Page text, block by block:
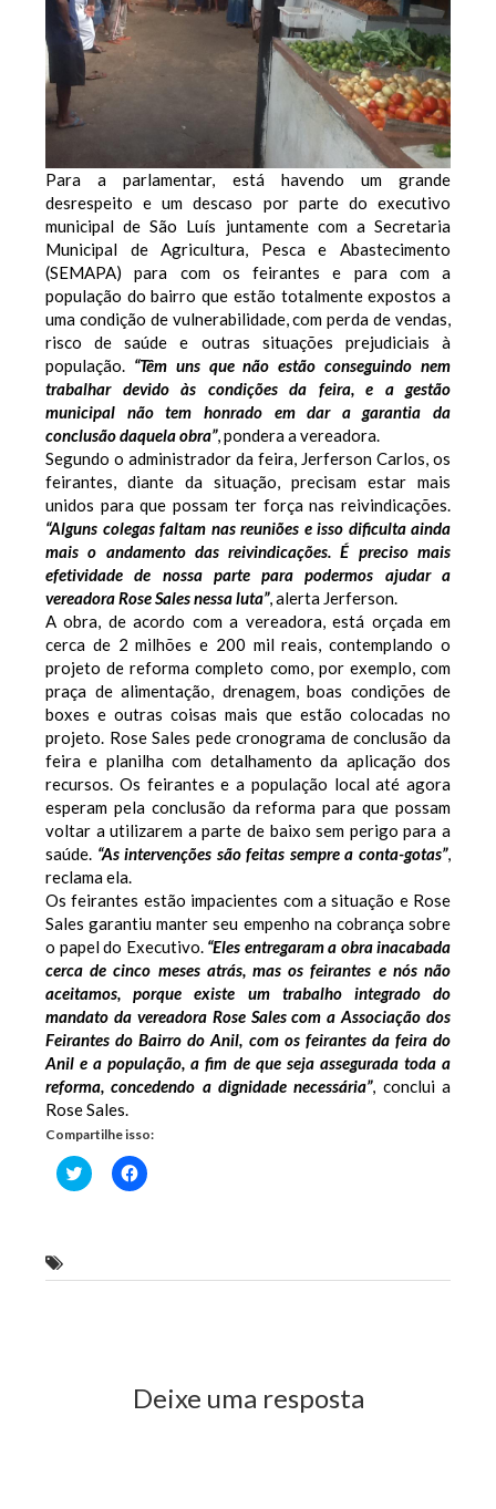
Para a parlamentar, está havendo um grande
desrespeito e um descaso por parte do executivo
municipal de São Luís juntamente com a Secretaria
Municipal de Agricultura, Pesca e Abastecimento
(SEMAPA) para com os feirantes e para com a
população do bairro que estão totalmente expostos a
uma condição de vulnerabilidade, com perda de vendas,
risco de saúde e outras situações prejudiciais à
população. “Têm uns que não estão conseguindo nem
trabalhar devido às condições da feira, e a gestão
municipal não tem honrado em dar a garantia da
conclusão daquela obra”, pondera a vereadora.
Segundo o administrador da feira, Jerferson Carlos, os
feirantes, diante da situação, precisam estar mais
unidos para que possam ter força nas reivindicações.
“Alguns colegas faltam nas reuniões e isso dificulta ainda
mais o andamento das reivindicações. É preciso mais
efetividade de nossa parte para podermos ajudar a
vereadora Rose Sales nessa luta”, alerta Jerferson.
A obra, de acordo com a vereadora, está orçada em
cerca de 2 milhões e 200 mil reais, contemplando o
projeto de reforma completo como, por exemplo, com
praça de alimentação, drenagem, boas condições de
boxes e outras coisas mais que estão colocadas no
projeto. Rose Sales pede cronograma de conclusão da
feira e planilha com detalhamento da aplicação dos
recursos. Os feirantes e a população local até agora
esperam pela conclusão da reforma para que possam
voltar a utilizarem a parte de baixo sem perigo para a
saúde. “As intervenções são feitas sempre a conta-gotas”,
reclama ela.
Os feirantes estão impacientes com a situação e Rose
Sales garantiu manter seu empenho na cobrança sobre
o papel do Executivo. “Eles entregaram a obra inacabada
cerca de cinco meses atrás, mas os feirantes e nós não
aceitamos, porque existe um trabalho integrado do
mandato da vereadora Rose Sales com a Associação dos
Feirantes do Bairro do Anil, com os feirantes da feira do
Anil e a população, a fim de que seja assegurada toda a
reforma, concedendo a dignidade necessária”, conclui a
Rose Sales.
Compartilhe isso:
Clique
para
Clique
para
Deixe uma resposta